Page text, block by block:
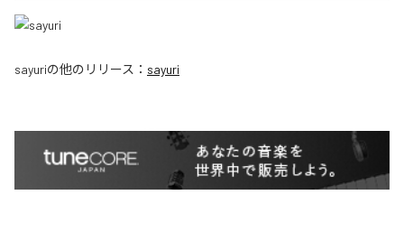
sayuriの他のリリース： sayuri